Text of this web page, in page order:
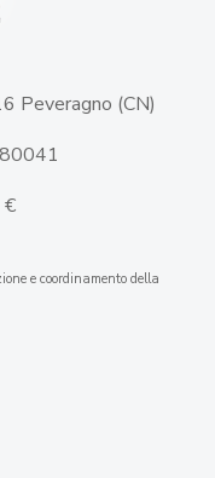
Peveragno (CN)
€
e coordinamento della